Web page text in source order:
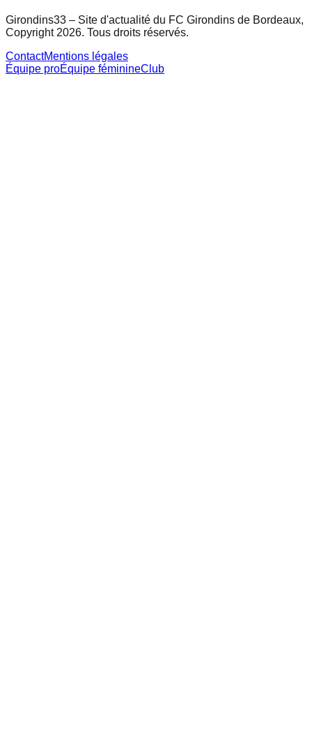
Girondins33 – Site d'actualité du FC Girondins de Bordeaux,
Copyright 2026. Tous droits réservés.
ContactMentions légales
Équipe proÉquipe féminineClub